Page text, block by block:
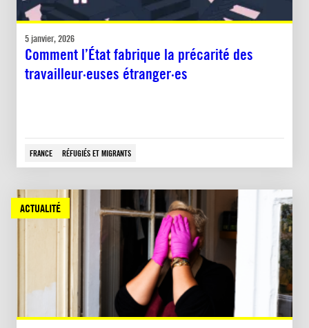
5 janvier, 2026
Comment l’État fabrique la précarité des
travailleur·euses étranger·es
FRANCE RÉFUGIÉS ET MIGRANTS
ACTUALITÉ